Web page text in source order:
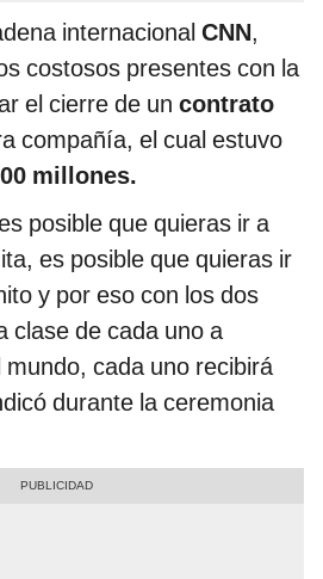
internacional CNN,
costosos presentes con la
el cierre de un contrato
compañía, el cual estuvo
millones.
posible que quieras ir a
es posible que quieras ir
y por eso con los dos
clase de cada uno a
cada uno recibirá
durante la ceremonia